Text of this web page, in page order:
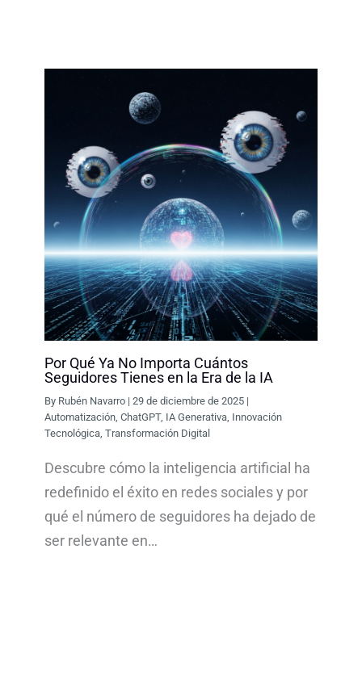
Por Qué Ya No Importa Cuántos
Seguidores Tienes en la Era de la IA
By Rubén Navarro |29 de diciembre de 2025 |
Automatización ,ChatGPT, IA Generativa Innovación
Tecnológica ,Transformación Digital
Descubre cómo la inteligencia artificial ha
redefinido el éxito en redes sociales y por
qué el número de seguidores ha dejado de
ser relevante en…